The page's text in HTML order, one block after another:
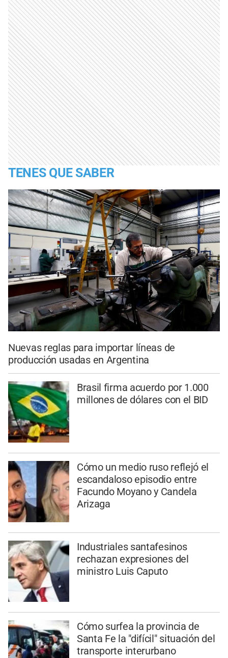
TENES QUE SABER
Nuevas reglas para importar líneas de
producción usadas en Argentina
Brasil firma acuerdo por 1.000
millones de dólares con el BID
Cómo un medio ruso reflejó el
escandaloso episodio entre
Facundo Moyano y Candela
Arizaga
Industriales santafesinos
rechazan expresiones del
ministro Luis Caputo
Cómo surfea la provincia de
Santa Fe la "difícil" situación del
transporte interurbano